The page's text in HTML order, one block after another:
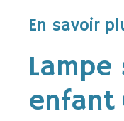
En savoir
enfant